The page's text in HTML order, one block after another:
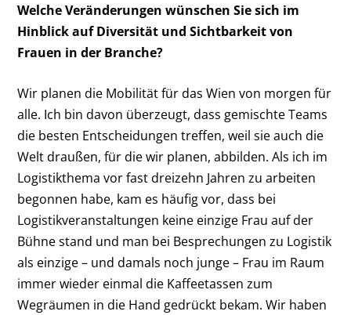
Welche Veränderungen wünschen Sie sich im
Hinblick auf Diversität und Sichtbarkeit von
Frauen in der Branche?
Wir planen die Mobilität für das Wien von morgen für
alle. Ich bin davon überzeugt, dass gemischte Teams
die besten Entscheidungen treffen, weil sie auch die
Welt draußen, für die wir planen, abbilden. Als ich im
Logistikthema vor fast dreizehn Jahren zu arbeiten
begonnen habe, kam es häufig vor, dass bei
Logistikveranstaltungen keine einzige Frau auf der
Bühne stand und man bei Besprechungen zu Logistik
als einzige – und damals noch junge – Frau im Raum
immer wieder einmal die Kaffeetassen zum
Wegräumen in die Hand gedrückt bekam. Wir haben